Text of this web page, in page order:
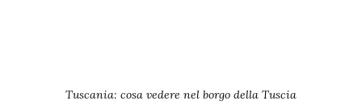
Tuscania: cosa vedere nel borgo della Tuscia